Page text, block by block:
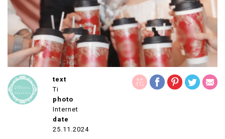
text
Ti
photo
Internet
date
25.11.2024